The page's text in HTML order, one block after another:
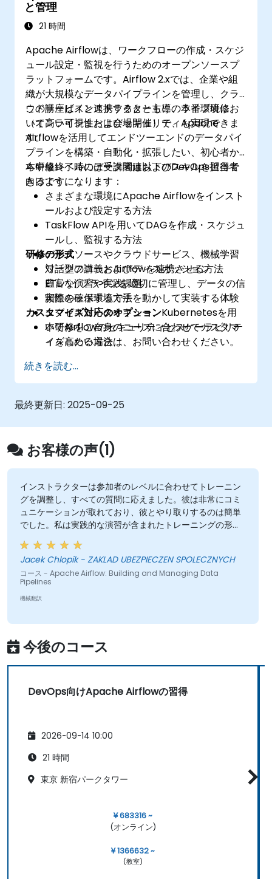
順
監視・ログ管理およびセキュリティに関する
と管理
21 時間
Apache Airflowは、ワークフローの作成・スケジ
ュール設定・監視を行うためのオープンソースプ
ラットフォームです。Airflow 2.xでは、企業や組
織が大規模なデータパイプラインを管理し、クラ
ウドサービスと連携するとともに、本番環境にお
いて高い可視性およびセキュリティも実現できま
す。
この講座はインストラクター主導のライブ研修
（オンラインまたは会場開催）で、Apache
Airflowを活用してエンドツーエンドのデータパイ
プラインを構築・自動化・拡張したい、初心者か
ら中級レベルのデータ関連およびDevOps担当者
向けです。
本研修終了時には受講者は以下のスキルを習得で
きるようになります：
さまざまな環境にApache Airflowをインスト
ールおよび設定する方法
TaskFlow APIを用いてDAGを作成・スケジュ
ールし、監視する方法
データソースやクラウドサービス、機械学習
ワークフローとAirflowを連携させる方法
ETLパイプラインを適切に管理し、データの信
頼性を確保する方法
エグゼキュータやキュー、Kubernetesを用
いてAirflowのセキュリティとスケーラビリテ
ィを高める方法
トプラクティスを活用する方法
研修の形式
対話型の講義およびディスカッション
豊富な演習や実践課題
実際のラボ環境で手を動かして実装する体験
カスタマイズ対応のオプション
本研修をご自身のニーズに合わせてカスタマ
イズしたい場合は、お問い合わせください。
続きを読む...
最終更新日: 2025-09-25
お客様の声(1)
インストラクターは参加者のレベルに合わせてトレーニン
グを調整し、すべての質問に応えました。彼は非常にコミ
ュニケーションが取れており、彼とやり取りするのは簡単
でした。私は実践的な演習が含まれたトレーニングの形式
を大変評価しました。全体的に、非常に魅力的でよく組織
されたセッションでした。
Jacek Chlopik - ZAKLAD UBEZPIECZEN SPOLECZNYCH
コース - Apache Airflow: Building and Managing Data
Pipelines
機械翻訳
今後のコース
DevOps向けApache Airflowの習得
2026-09-14 10:00
21 時間
東京 新宿パークタワー
¥ 683316 ~
(オンライン)
¥ 1366632 ~
(教室)